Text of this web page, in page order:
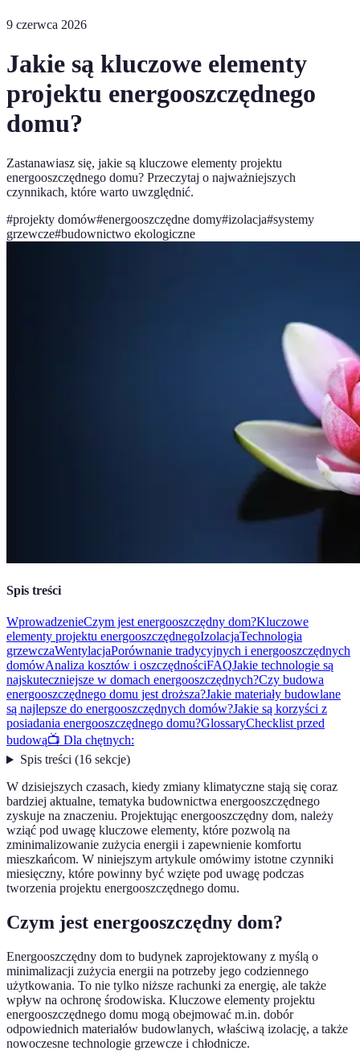
9 czerwca 2026
Jakie są kluczowe elementy
projektu energooszczędnego
domu?
Zastanawiasz się, jakie są kluczowe elementy projektu
energooszczędnego domu? Przeczytaj o najważniejszych
czynnikach, które warto uwzględnić.
#projekty domów#energooszczędne domy#izolacja#systemy
grzewcze#budownictwo ekologiczne
Spis treści
WprowadzenieCzym jest energooszczędny dom?Kluczowe
elementy projektu energooszczędnegoIzolacjaTechnologia
grzewczaWentylacjaPorównanie tradycyjnych i energooszczędnych
domówAnaliza kosztów i oszczędnościFAQJakie technologie są
najskuteczniejsze w domach energooszczędnych?Czy budowa
energooszczędnego domu jest droższa?Jakie materiały budowlane
są najlepsze do energooszczędnych domów?Jakie są korzyści z
posiadania energooszczędnego domu?GlossaryChecklist przed
budową📺 Dla chętnych:
Spis treści(16 sekcje)
W dzisiejszych czasach, kiedy zmiany klimatyczne stają się coraz
bardziej aktualne, tematyka budownictwa energooszczędnego
zyskuje na znaczeniu. Projektując energooszczędny dom, należy
wziąć pod uwagę kluczowe elementy, które pozwolą na
zminimalizowanie zużycia energii i zapewnienie komfortu
mieszkańcom. W niniejszym artykule omówimy istotne czynniki
miesięczny, które powinny być wzięte pod uwagę podczas
tworzenia projektu energooszczędnego domu.
Czym jest energooszczędny dom?
Energooszczędny dom to budynek zaprojektowany z myślą o
minimalizacji zużycia energii na potrzeby jego codziennego
użytkowania. To nie tylko niższe rachunki za energię, ale także
wpływ na ochronę środowiska. Kluczowe elementy projektu
energooszczędnego domu mogą obejmować m.in. dobór
odpowiednich materiałów budowlanych, właściwą izolację, a także
nowoczesne technologie grzewcze i chłodnicze.